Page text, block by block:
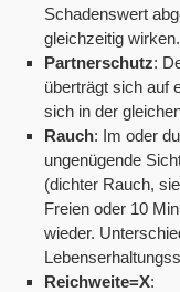
Schadenswert
gleichzeitig wirken.
Partnerschutz:
überträgt sich auf
sich in der
Rauch: Im oder
ungenügende
(dichter Rauch,
Freien oder 10
wieder.
Reichweite=X: